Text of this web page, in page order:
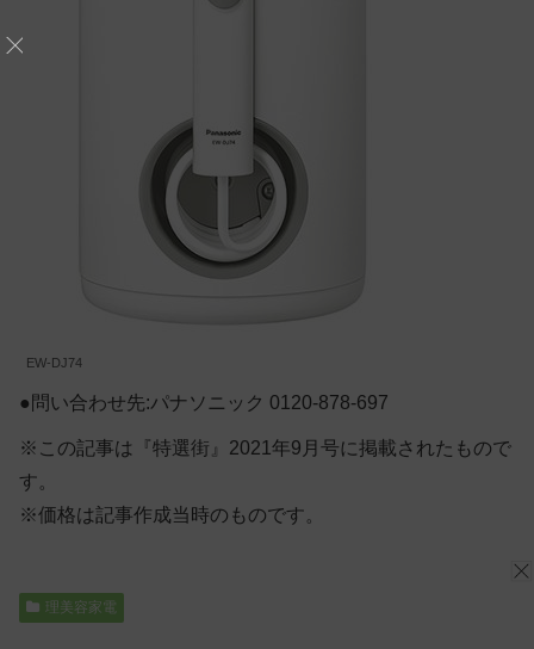
EW-DJ74
●問い合わせ先:パナソニック 0120-878-697
※この記事は『特選街』2021年9月号に掲載されたもので
す。
※価格は記事作成当時のものです。
理美容家電